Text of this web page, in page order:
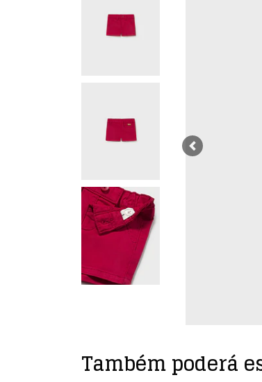
Previous
Também poderá